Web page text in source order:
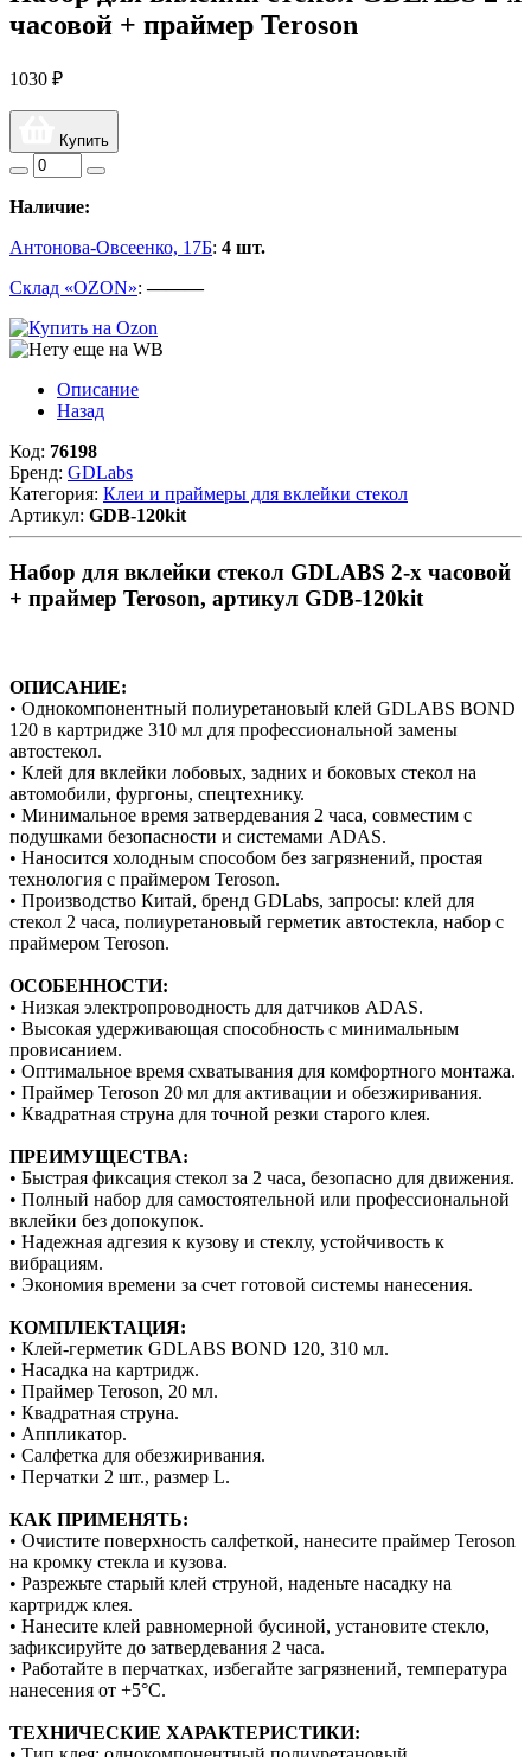
часовой + праймер Teroson
1030 ₽
Купить
Наличие:
Антонова-Овсеенко, 17Б: 4 шт.
Склад «OZON»:———
Описание
Назад
Код: 76198
Бренд: GDLabs
Категория: Клеи и праймеры для вклейки стекол
Артикул: GDB-120kit
Набор для вклейки стекол GDLABS 2-х часовой
+ праймер Teroson, артикул GDB-120kit
ОПИСАНИЕ:
• Однокомпонентный полиуретановый клей GDLABS BOND
120 в картридже 310 мл для профессиональной замены
автостекол.
• Клей для вклейки лобовых, задних и боковых стекол на
автомобили, фургоны, спецтехнику.
• Минимальное время затвердевания 2 часа, совместим с
подушками безопасности и системами ADAS.
• Наносится холодным способом без загрязнений, простая
технология с праймером Teroson.
• Производство Китай, бренд GDLabs, запросы: клей для
стекол 2 часа, полиуретановый герметик автостекла, набор с
праймером Teroson.
ОСОБЕННОСТИ:
• Низкая электропроводность для датчиков ADAS.
• Высокая удерживающая способность с минимальным
провисанием.
• Оптимальное время схватывания для комфортного монтажа.
• Праймер Teroson 20 мл для активации и обезжиривания.
• Квадратная струна для точной резки старого клея.
ПРЕИМУЩЕСТВА:
• Быстрая фиксация стекол за 2 часа, безопасно для движения.
• Полный набор для самостоятельной или профессиональной
вклейки без допокупок.
• Надежная адгезия к кузову и стеклу, устойчивость к
вибрациям.
• Экономия времени за счет готовой системы нанесения.
КОМПЛЕКТАЦИЯ:
• Клей-герметик GDLABS BOND 120, 310 мл.
• Насадка на картридж.
• Праймер Teroson, 20 мл.
• Квадратная струна.
• Аппликатор.
• Салфетка для обезжиривания.
• Перчатки 2 шт., размер L.
КАК ПРИМЕНЯТЬ:
• Очистите поверхность салфеткой, нанесите праймер Teroson
на кромку стекла и кузова.
• Разрежьте старый клей струной, наденьте насадку на
картридж клея.
• Нанесите клей равномерной бусиной, установите стекло,
зафиксируйте до затвердевания 2 часа.
• Работайте в перчатках, избегайте загрязнений, температура
нанесения от +5°C.
ТЕХНИЧЕСКИЕ ХАРАКТЕРИСТИКИ: